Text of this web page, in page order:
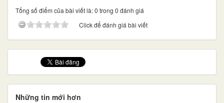
Tổng số điểm của bài viết là: 0 trong 0 đánh giá
Click để đánh giá bài viết
Những tin mới hơn